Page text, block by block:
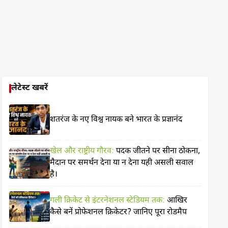
लेटेस्ट खबरें
शतरंज के नए विश्व नायक बने भारत के प्रज्ञानंद
खेल और राष्ट्रीय गौरव: पदक जीतने पर सीना ठोकना,
मैदान पर समर्थन देना या न देना यही असली सवाल
है।
गली क्रिकेट से इंटरनेशनल स्टेडियम तक: आखिर
कैसे बनें प्रोफेशनल क्रिकेटर? जानिए पूरा रोडमैप